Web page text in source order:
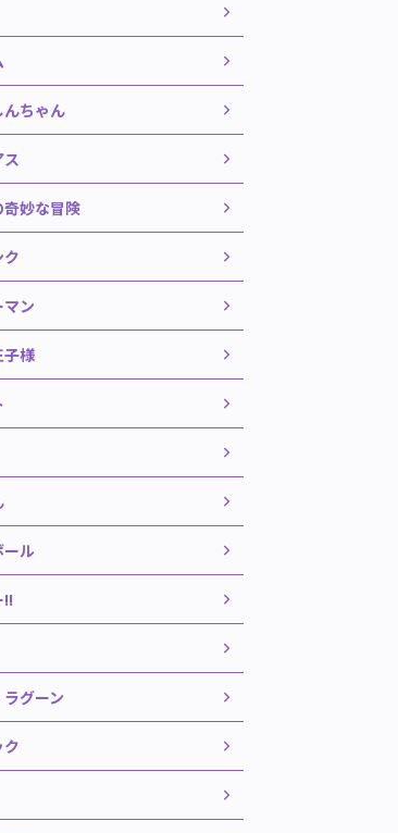
んちゃん
妙な冒険
ン
子様
ール
!!
グーン